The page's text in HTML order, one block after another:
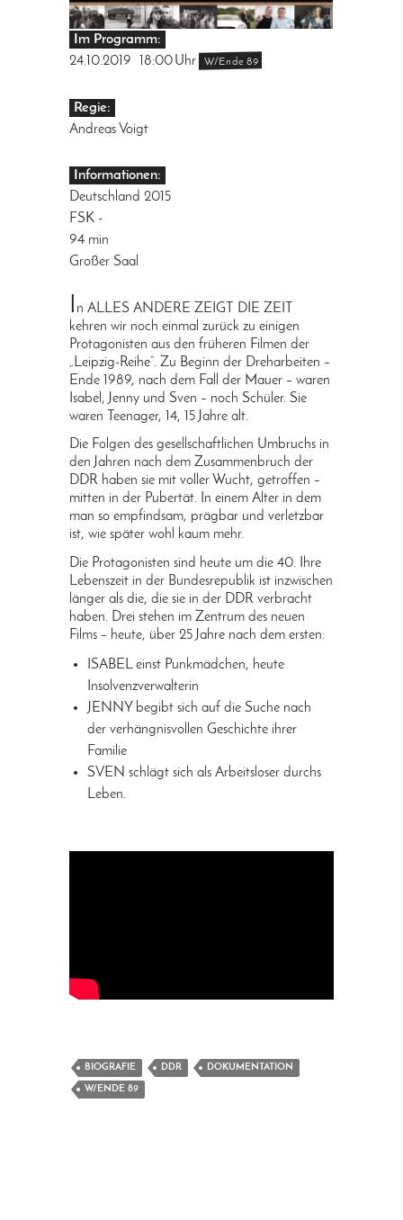
Im Programm:
24.10.2019
18:00Uhr W/Ende 89
Regie:
Andreas Voigt
Informationen:
Deutschland 2015
FSK -
94 min
Großer Saal
I n ALLES ANDERE ZEIGT DIE ZEIT
kehren wir noch einmal zurück zu einigen
Protagonisten aus den früheren Filmen der
„Leipzig-Reihe“. Zu Beginn der Dreharbeiten –
Ende 1989, nach dem Fall der Mauer – waren
Isabel, Jenny und Sven – noch Schüler. Sie
waren Teenager, 14, 15 Jahre alt.
Die Folgen des gesellschaftlichen Umbruchs in
den Jahren nach dem Zusammenbruch der
DDR haben sie mit voller Wucht, getroffen –
mitten in der Pubertät. In einem Alter in dem
man so empfindsam, prägbar und verletzbar
ist, wie später wohl kaum mehr.
Die Protagonisten sind heute um die 40. Ihre
Lebenszeit in der Bundesrepublik ist inzwischen
länger als die, die sie in der DDR verbracht
haben. Drei stehen im Zentrum des neuen
Films – heute, über 25 Jahre nach dem ersten:
ISABEL einst Punkmädchen, heute
Insolvenzverwalterin
JENNY begibt sich auf die Suche nach
der verhängnisvollen Geschichte ihrer
Familie
SVEN schlägt sich als Arbeitsloser durchs
Leben.
BIOGRAFIE DDR DOKUMENTATION
W/ENDE 89